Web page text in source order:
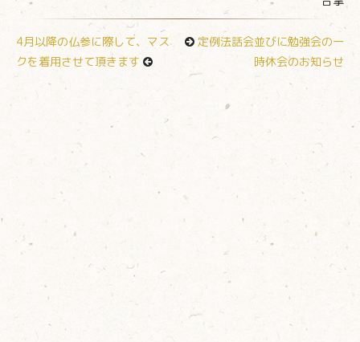
4月以降の仏参に際して、マス
クを着用させて頂きます
定例法話会並びに勉強会の一
時休会のお知らせ